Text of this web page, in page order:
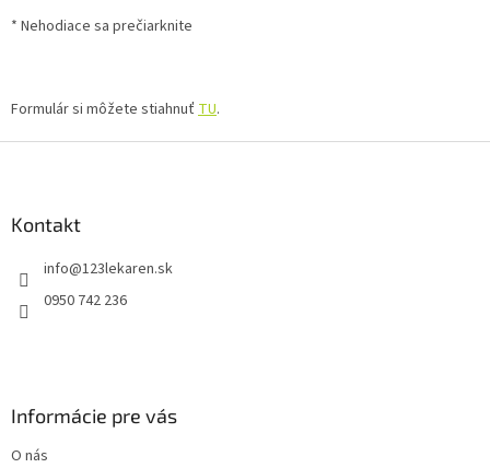
* Nehodiace sa prečiarknite
Formulár si môžete stiahnuť TU.
Kontakt
info@123lekaren.sk
0950 742 236
Informácie pre vás
O nás